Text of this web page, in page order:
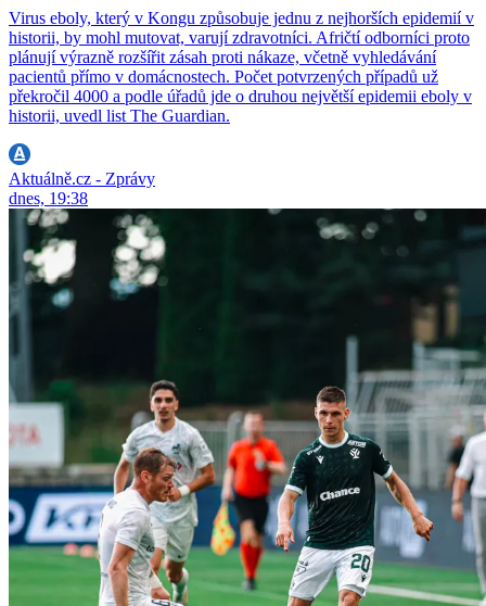
Virus eboly, který v Kongu způsobuje jednu z nejhorších epidemií v
historii, by mohl mutovat, varují zdravotníci. Afričtí odborníci proto
plánují výrazně rozšířit zásah proti nákaze, včetně vyhledávání
pacientů přímo v domácnostech. Počet potvrzených případů už
překročil 4000 a podle úřadů jde o druhou největší epidemii eboly v
historii, uvedl list The Guardian.
Aktuálně.cz - Zprávy
dnes, 19:38